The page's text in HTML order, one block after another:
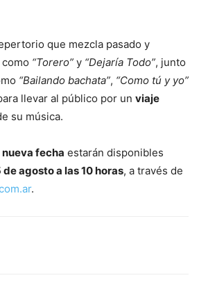
que mezcla pasado y
“Torero” y “Dejaría Todo”, junto
“Bailando bachata”, “Como tú y yo”
llevar al público por un viaje
su música.
fecha estarán disponibles
agosto a las 10 horas, a través de
.